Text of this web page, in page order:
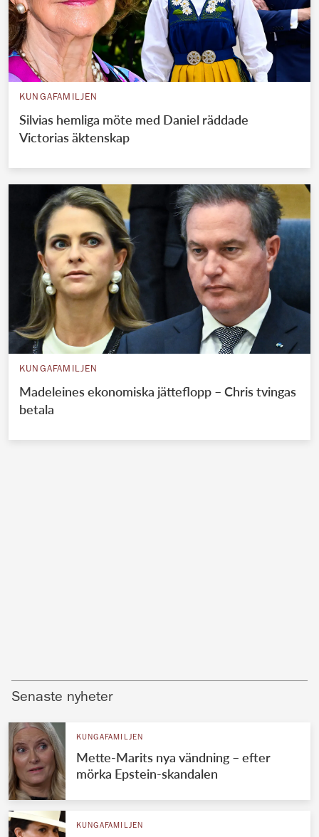
KUNGAFAMILJEN
Silvias hemliga möte med Daniel räddade
Victorias äktenskap
KUNGAFAMILJEN
Madeleines ekonomiska jätteflopp – Chris tvingas
betala
Senaste nyheter
KUNGAFAMILJEN
Mette-Marits nya vändning – efter
mörka Epstein-skandalen
KUNGAFAMILJEN